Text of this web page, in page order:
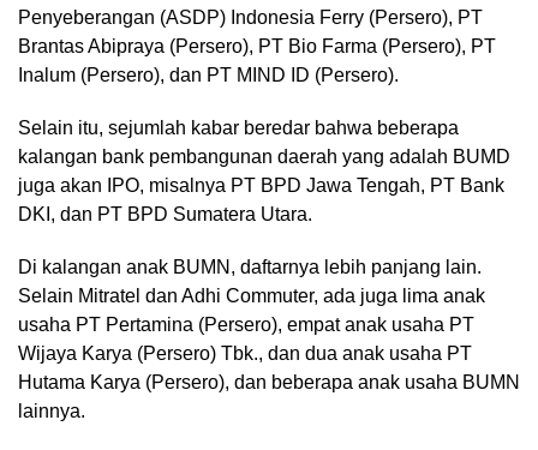
Penyeberangan (ASDP) Indonesia Ferry (Persero), PT
Brantas Abipraya (Persero), PT Bio Farma (Persero), PT
Inalum (Persero), dan PT MIND ID (Persero).
Selain itu, sejumlah kabar beredar bahwa beberapa
kalangan bank pembangunan daerah yang adalah BUMD
juga akan IPO, misalnya PT BPD Jawa Tengah, PT Bank
DKI, dan PT BPD Sumatera Utara.
Di kalangan anak BUMN, daftarnya lebih panjang lain.
Selain Mitratel dan Adhi Commuter, ada juga lima anak
usaha PT Pertamina (Persero), empat anak usaha PT
Wijaya Karya (Persero) Tbk., dan dua anak usaha PT
Hutama Karya (Persero), dan beberapa anak usaha BUMN
lainnya.